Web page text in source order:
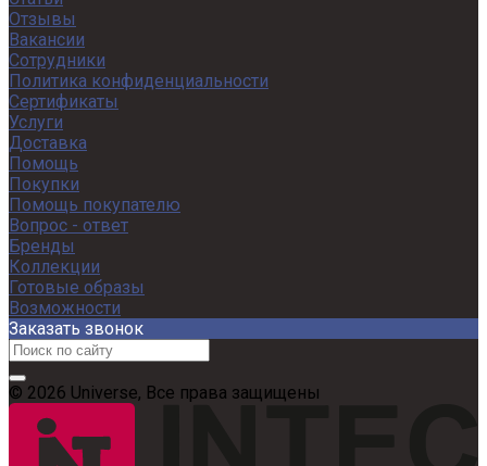
Отзывы
Вакансии
Сотрудники
Политика конфиденциальности
Сертификаты
Услуги
Доставка
Помощь
Покупки
Помощь покупателю
Вопрос - ответ
Бренды
Коллекции
Готовые образы
Возможности
Заказать звонок
© 2026 Universe, Все права защищены